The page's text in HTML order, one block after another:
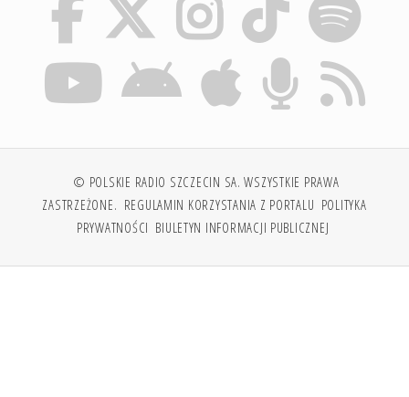
© POLSKIE RADIO SZCZECIN SA. WSZYSTKIE PRAWA
ZASTRZEŻONE. REGULAMIN KORZYSTANIA Z PORTALU POLITYKA
PRYWATNOŚCI BIULETYN INFORMACJI PUBLICZNEJ